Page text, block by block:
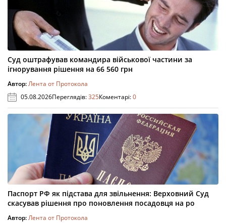
Суд оштрафував командира військової частини за
ігнорування рішення на 66 560 грн
Автор:Лента от Протокола
05.08.2026Переглядів:325Коментарі:0
Паспорт РФ як підстава для звільнення: Верховний Суд
скасував рішення про поновлення посадовця на ро
Автор:Лента от Протокола